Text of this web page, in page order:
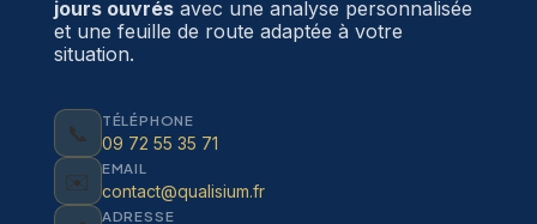
jours ouvrésavec une analyse personnalisée
et une feuille de route adaptée à votre
situation.
📞 TÉLÉPHONE
09 72 55 35 71
✉️ EMAIL
contact@qualisium.fr
ADRESSE